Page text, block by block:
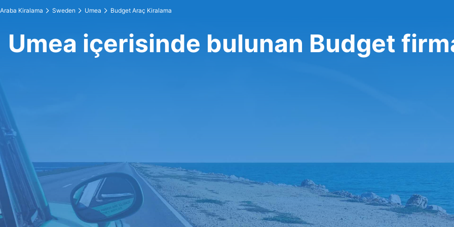
Araba Kiralama Sweden Umea Budget Araç Kiralama
Umea içerisinde bulunan Budget